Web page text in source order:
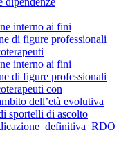
interno ai fini
di figure professionali
interno ai fini
di figure professionali
con
dell’età evolutiva
sportelli di ascolto